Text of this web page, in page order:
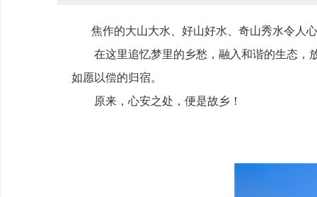
焦作的大山大水、好山好水、奇山秀水令人心
在这里追忆梦里的乡愁，融入和谐的生态，放
如愿以偿的归宿。
原来，心安之处，便是故乡！